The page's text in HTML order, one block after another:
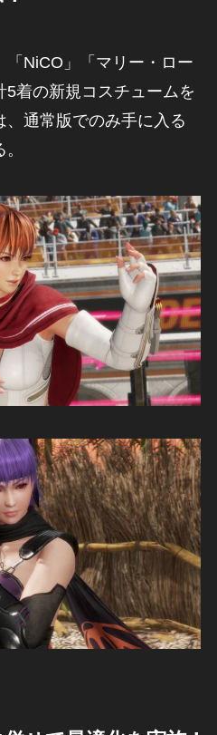
NiCO」「マリー・ロー
5着の新規コスチュームを
通常版でのみ手に入る